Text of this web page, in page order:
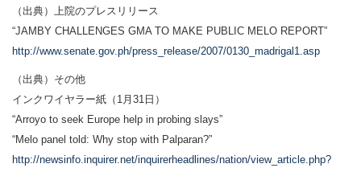
（出典）上院のプレスリリース
“JAMBY CHALLENGES GMA TO MAKE PUBLIC MELO REPORT”
http://www.senate.gov.ph/press_release/2007/0130_madrigal1.asp
（出典）その他
インクワイヤラー紙（1月31日）
“Arroyo to seek Europe help in probing slays”
“Melo panel told: Why stop with Palparan?”
http://newsinfo.inquirer.net/inquirerheadlines/nation/view_article.php?